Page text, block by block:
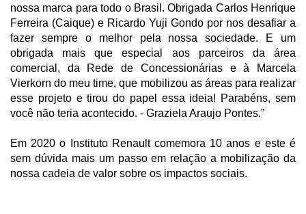
nossa marca para todo o Brasil. Obrigada Carlos Henrique
Ferreira (Caique) e Ricardo Yuji Gondo por nos desafiar a
fazer sempre o melhor pela nossa sociedade. E um
obrigada mais que especial aos parceiros da área
comercial, da Rede de Concessionárias e à Marcela
Vierkorn do meu time, que mobilizou as áreas para realizar
esse projeto e tirou do papel essa ideia! Parabéns, sem
você não teria acontecido. - Graziela Araujo Pontes.”
Em 2020 o Instituto Renault comemora 10 anos e este é
sem dúvida mais um passo em relação a mobilização da
nossa cadeia de valor sobre os impactos sociais.